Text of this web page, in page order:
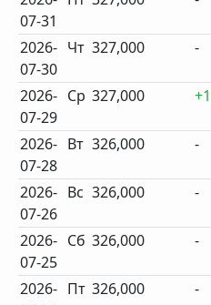
07-31
2026-
07-30
Чт 327,000 -
2026-
07-29
Ср 327,000
2026-
07-28
Вт 326,000 -
2026-
07-26
Вс 326,000 -
2026-
07-25
Сб 326,000 -
2026- Пт 326,000 -